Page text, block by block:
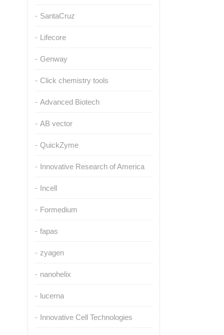
SantaCruz
Lifecore
Genway
Click chemistry tools
Advanced Biotech
AB vector
QuickZyme
Innovative Research of America
Incell
Formedium
fapas
zyagen
nanohelix
lucerna
Innovative Cell Technologies